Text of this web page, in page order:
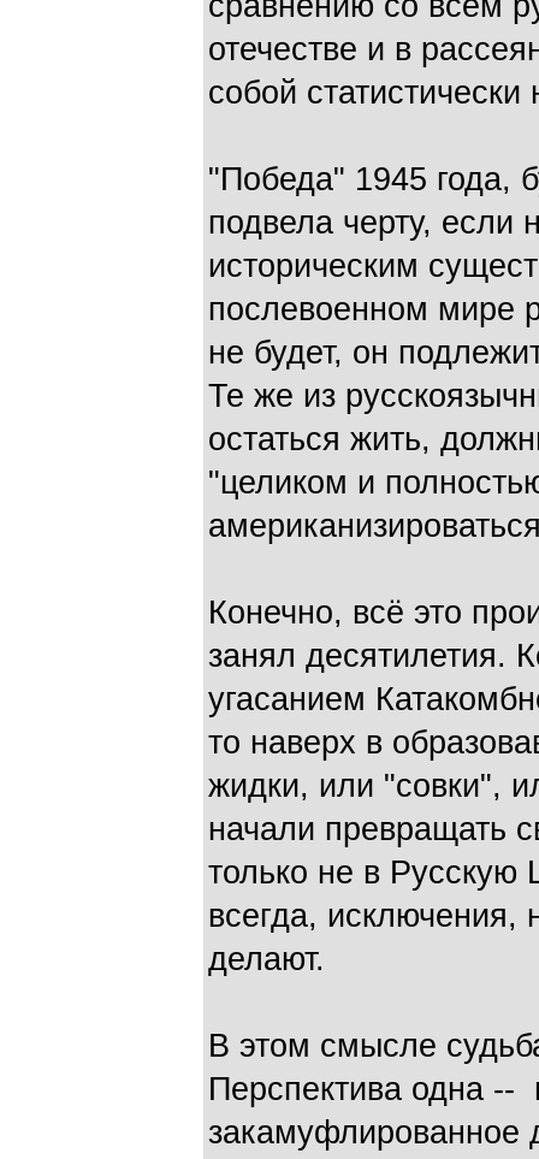
отечестве и в
собой
"Победа" 1945 года,
подвела черту, если
историческим
послевоенном мире
не будет, он
Те же из
остаться жить,
"целиком и
Конечно, всё это
занял десятилетия.
угасанием
то наверх в
жидки, или "совки",
начали превращать
только не в Русскую
всегда, исключения,
делают.
В этом смысле
Перспектива одна --